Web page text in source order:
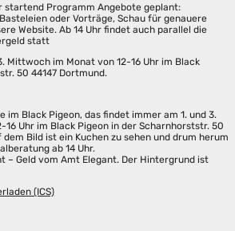
startend Programm Angebote geplant:
oder Vorträge, Schau für genauere
Website. Ab 14 Uhr findet auch parallel die
statt
Mittwoch im Monat von 12-16 Uhr im Black
50 44147 Dortmund.
im Black Pigeon, das findet immer am 1. und 3.
Uhr im Black Pigeon in der Scharnhorststr. 50
Bild ist ein Kuchen zu sehen und drum herum
ab 14 Uhr.
– Geld vom Amt Elegant. Der Hintergrund ist
(ICS)